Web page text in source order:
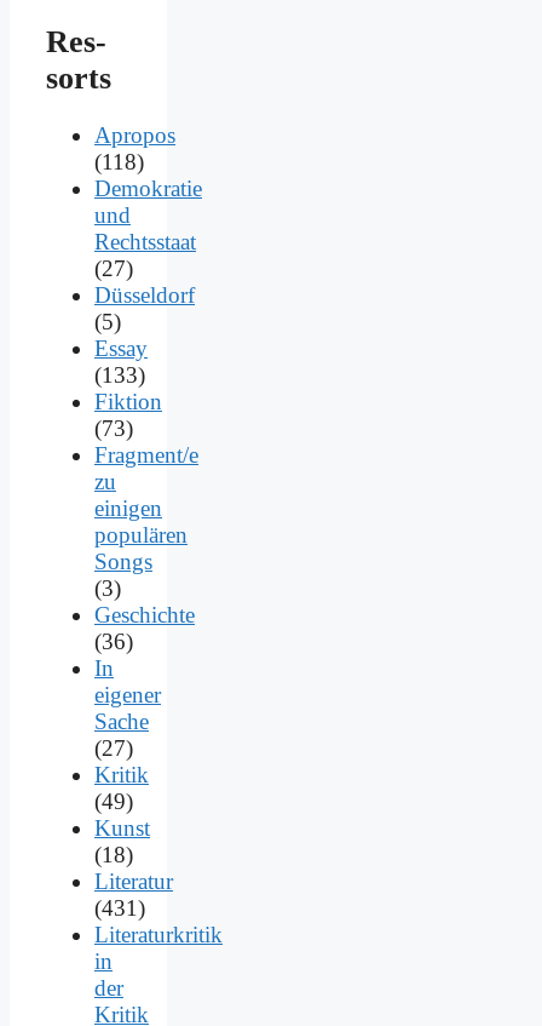
Res­
sorts
Apropos
(118)
Demokratie
und
Rechtsstaat
(27)
Düsseldorf
(5)
Essay
(133)
Fiktion
(73)
Fragment/e
zu
einigen
populären
Songs
(3)
Geschichte
(36)
In
eigener
Sache
(27)
Kritik
(49)
Kunst
(18)
Literatur
(431)
Literaturkritik
in
der
Kritik